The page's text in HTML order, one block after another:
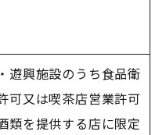
遊興施設のうち食品衛
可又は喫茶店営業許可
類を提供する店に限定